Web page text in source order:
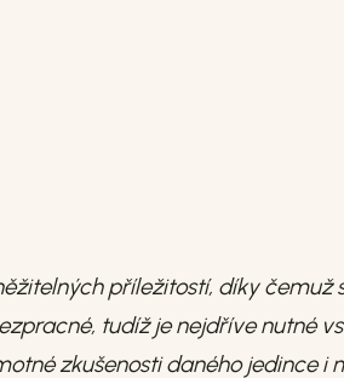
příležitostí, díky čemuž
tudíž je nejdříve nutné
zkušenosti daného jedince i